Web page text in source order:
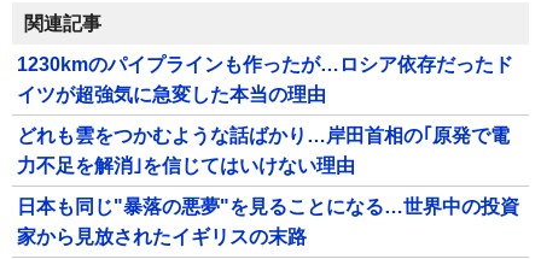
関連記事
1230kmのパイプラインも作ったが…ロシア依存だったド
イツが超強気に急変した本当の理由
どれも雲をつかむような話ばかり…岸田首相の｢原発で電
力不足を解消｣を信じてはいけない理由
日本も同じ"暴落の悪夢"を見ることになる…世界中の投資
家から見放されたイギリスの末路